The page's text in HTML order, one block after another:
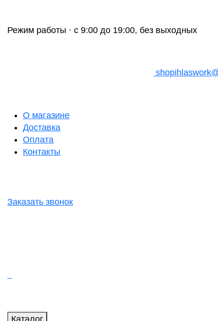
Режим работы · с 9:00 до 19:00, без выходных
О магазине
Доставка
Оплата
Контакты
Заказать звонок
Каталог